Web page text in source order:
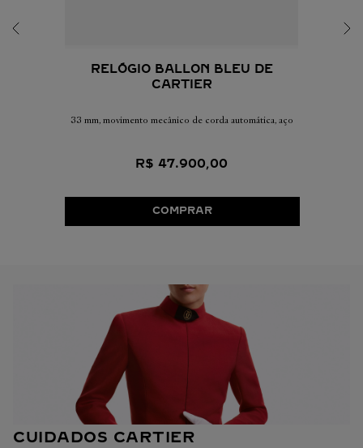
RELÓGIO BALLON BLEU DE
CARTIER
33 mm, movimento mecânico de corda automática, aço
R$ 47.900,00
COMPRAR
CUIDADOS CARTIER